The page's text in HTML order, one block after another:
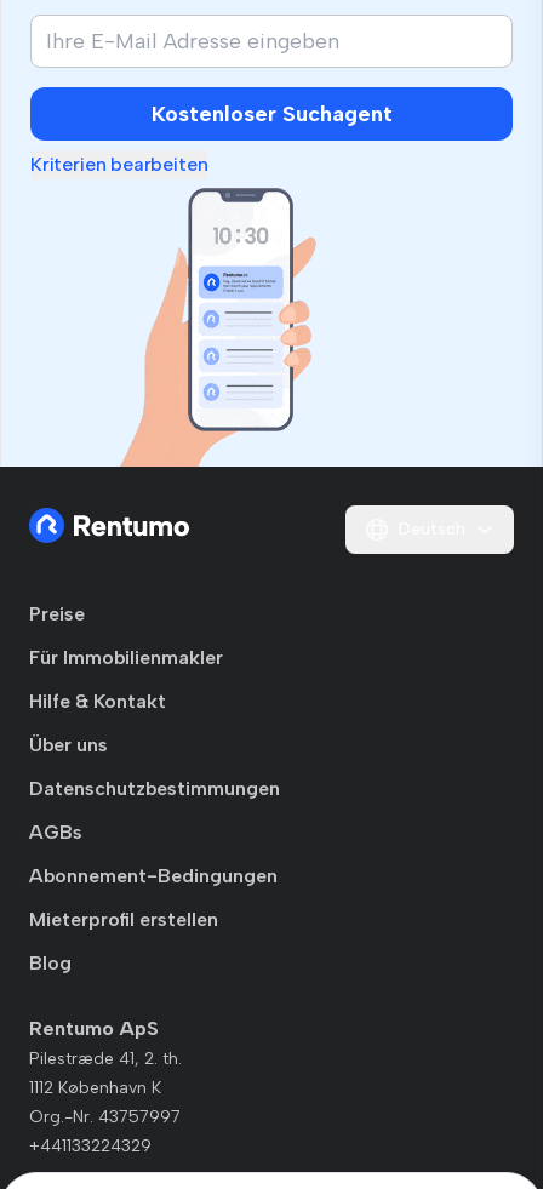
Kostenloser Suchagent
Kriterien bearbeiten
Preise
Für Immobilienmakler
Hilfe & Kontakt
Über uns
Datenschutzbestimmungen
AGBs
Abonnement-Bedingungen
Mieterprofil erstellen
Blog
Rentumo ApS
Pilestræde 41, 2. th.
1112 København K
Org.-Nr. 43757997
+441133224329